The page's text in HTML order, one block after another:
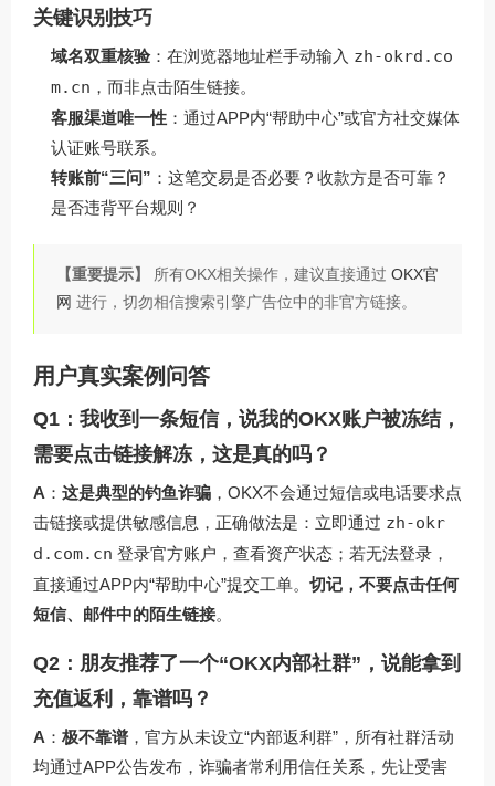
关键识别技巧
域名双重核验：在浏览器地址栏手动输入 zh-okrd.co
m.cn ，而非点击陌生链接。
客服渠道唯一性 ：通过APP内“帮助中心”或官方社交媒体
认证账号联系。
转账前“三问” ：这笔交易是否必要？收款方是否可靠？
是否违背平台规则？
【重要提示】 所有OKX相关操作，建议直接通过 OKX官
网 进行，切勿相信搜索引擎广告位中的非官方链接。
用户真实案例问答
Q1：我收到一条短信，说我的OKX账户被冻结，
需要点击链接解冻，这是真的吗？
A ： 这是典型的钓鱼诈骗 ，OKX不会通过短信或电话要求点
击链接或提供敏感信息，正确做法是：立即通过 zh-okr
d.com.cn 登录官方账户，查看资产状态；若无法登录，
直接通过APP内“帮助中心”提交工单。 切记，不要点击任何
短信、邮件中的陌生链接。
Q2：朋友推荐了一个“OKX内部社群”，说能拿到
充值返利，靠谱吗？
A ： 极不靠谱 ，官方从未设立“内部返利群”，所有社群活动
均通过APP公告发布，诈骗者常利用信任关系，先让受害